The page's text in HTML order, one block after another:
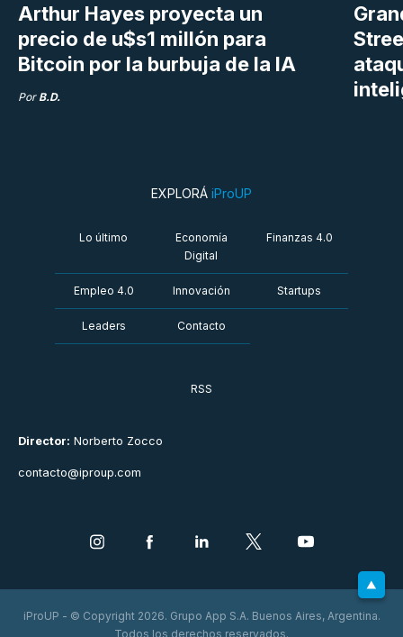
Arthur Hayes proyecta un
precio de u$s1 millón para
Bitcoin por la burbuja de la IA
Por B.D.
Director: Norberto Zocco
contacto@iproup.com
EXPLORÁ iProUP
Lo último
Economía
Digital
Finanzas 4.0
Empleo 4.0 Innovación Startups
Leaders Contacto
RSS
iProUP - © Copyright 2026. Grupo App S.A. Buenos Aires, Argentina.
Todos los derechos reservados.